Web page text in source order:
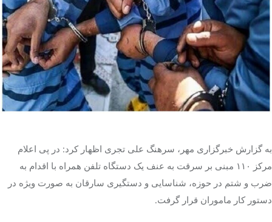
تک کده
پایگاه خبری آبان
خرید موتور ایمپلنت
به گزارش خبرگزاری مهر، سرهنگ علی تجری اظهار کرد: در پی اعلام
مرکز ۱۱۰ مبنی بر سرقت به عنف یک دستگاه تلفن همراه با اقدام به
ضرب و شتم در حوزه، شناسایی و دستگیری سارقان به صورت ویژه در
دستور کار ماموران قرار گرفت.